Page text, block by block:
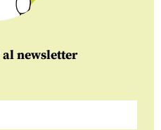
al newsletter